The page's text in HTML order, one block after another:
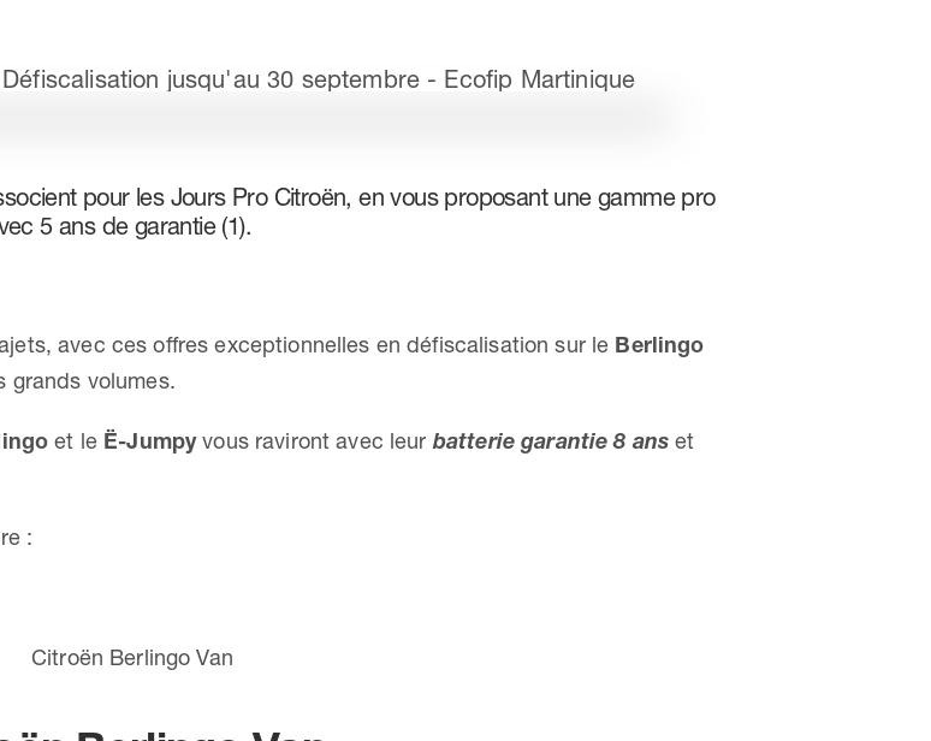
pour les Jours Pro Citroën, en vous proposant une gamme pro
5 ans de garantie (1).
avec ces offres exceptionnelles en défiscalisation sur le Berlingo
grands volumes.
et le Ë-Jumpyvous raviront avec leur batterie garantie 8 ans et
: